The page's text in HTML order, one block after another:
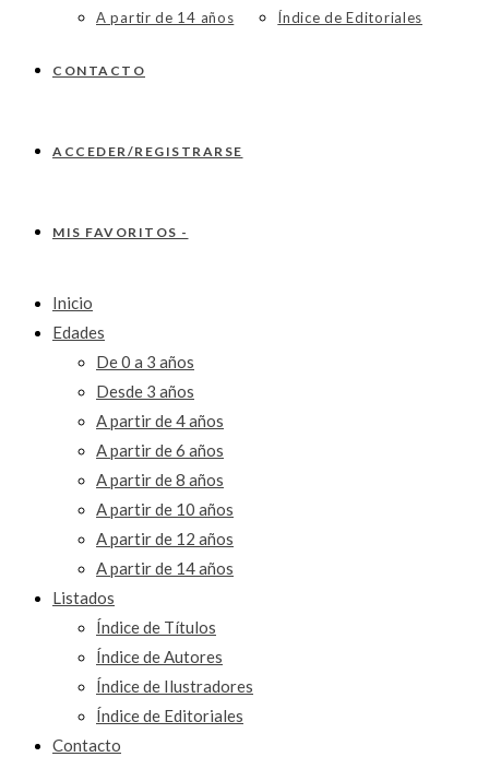
A partir de 14 años
Índice de Editoriales
CONTACTO
ACCEDER/REGISTRARSE
MIS FAVORITOS -
Inicio
Edades
De 0 a 3 años
Desde 3 años
A partir de 4 años
A partir de 6 años
A partir de 8 años
A partir de 10 años
A partir de 12 años
A partir de 14 años
Listados
Índice de Títulos
Índice de Autores
Índice de Ilustradores
Índice de Editoriales
Contacto